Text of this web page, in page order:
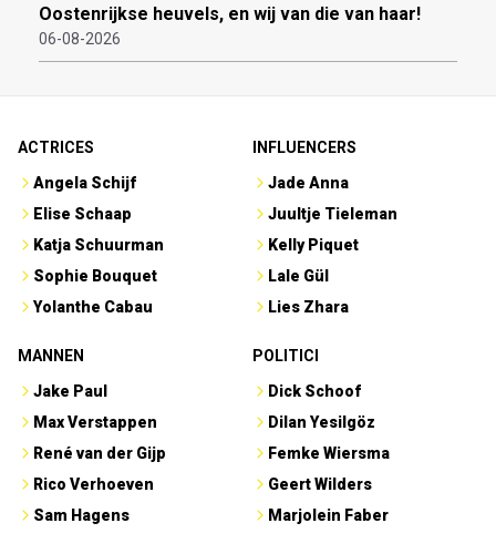
Oostenrijkse heuvels, en wij van die van haar!
06-08-2026
ACTRICES
Angela Schijf
Elise Schaap
Katja Schuurman
Sophie Bouquet
Yolanthe Cabau
INFLUENCERS
Jade Anna
Juultje Tieleman
Kelly Piquet
Lale Gül
Lies Zhara
MANNEN
Jake Paul
Max Verstappen
René van der Gijp
Rico Verhoeven
Sam Hagens
POLITICI
Dick Schoof
Dilan Yesilgöz
Femke Wiersma
Geert Wilders
Marjolein Faber